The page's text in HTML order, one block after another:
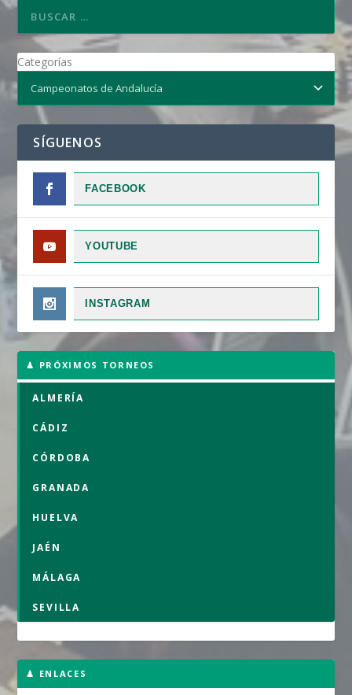
Categorías
SÍGUENOS
FACEBOOK
YOUTUBE
INSTAGRAM
♟ PRÓXIMOS TORNEOS
ALMERÍA
CÁDIZ
CÓRDOBA
GRANADA
HUELVA
JAÉN
MÁLAGA
SEVILLA
♟ ENLACES